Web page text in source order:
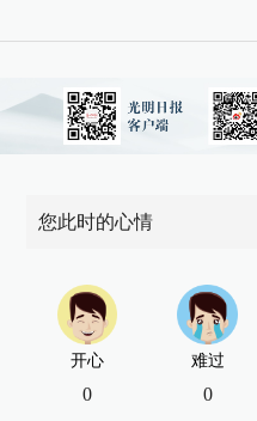
您此时的心情
开心
0
难过
0